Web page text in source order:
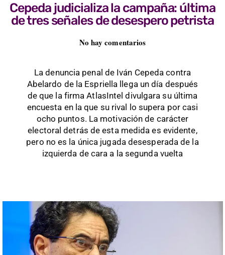
Cepeda judicializa la campaña: última
de tres señales de desespero petrista
No hay comentarios
La denuncia penal de Iván Cepeda contra
Abelardo de la Espriella llega un día después
de que la firma AtlasIntel divulgara su última
encuesta en la que su rival lo supera por casi
ocho puntos. La motivación de carácter
electoral detrás de esta medida es evidente,
pero no es la única jugada desesperada de la
izquierda de cara a la segunda vuelta